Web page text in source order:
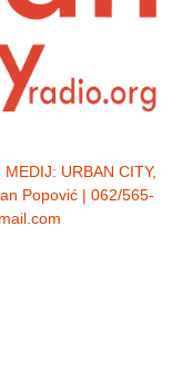
URBAN CITY,
Popović | 062/565-